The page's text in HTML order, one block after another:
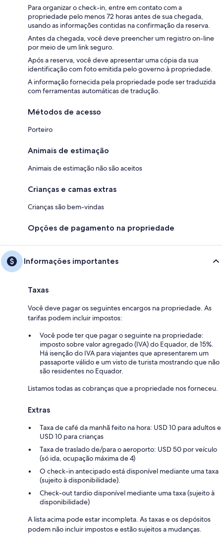
Para organizar o check-in, entre em contato com a
propriedade pelo menos 72 horas antes de sua chegada,
usando as informações contidas na confirmação da reserva.
Antes da chegada, você deve preencher um registro on-line
por meio de um link seguro.
Após a reserva, você deve apresentar uma cópia da sua
identificação com foto emitida pelo governo à propriedade.
A informação fornecida pela propriedade pode ser traduzida
com ferramentas automáticas de tradução.
Métodos de acesso
Porteiro
Animais de estimação
Animais de estimação não são aceitos
Crianças e camas extras
Crianças são bem-vindas
Opções de pagamento na propriedade
Informações importantes
Taxas
Você deve pagar os seguintes encargos na propriedade. As
tarifas podem incluir impostos:
Você pode ter que pagar o seguinte na propriedade:
imposto sobre valor agregado (IVA) do Equador, de 15%.
Há isenção do IVA para viajantes que apresentarem um
passaporte válido e um visto de turista mostrando que não
são residentes no Equador.
Listamos todas as cobranças que a propriedade nos forneceu.
Extras
Taxa de café da manhã feito na hora: USD 10 para adultos e
USD 10 para crianças
Taxa de traslado de/para o aeroporto: USD 50 por veículo
(só ida, ocupação máxima de 4)
O check-in antecipado está disponível mediante uma taxa
(sujeito à disponibilidade).
Check-out tardio disponível mediante uma taxa (sujeito à
disponibilidade)
A lista acima pode estar incompleta. As taxas e os depósitos
podem não incluir impostos e estão sujeitos a mudanças.